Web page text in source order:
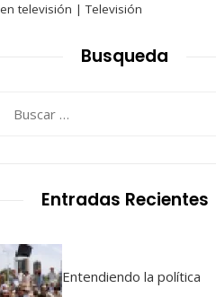
televisión | Televisión
Busqueda
Entradas Recientes
Entendiendo la política